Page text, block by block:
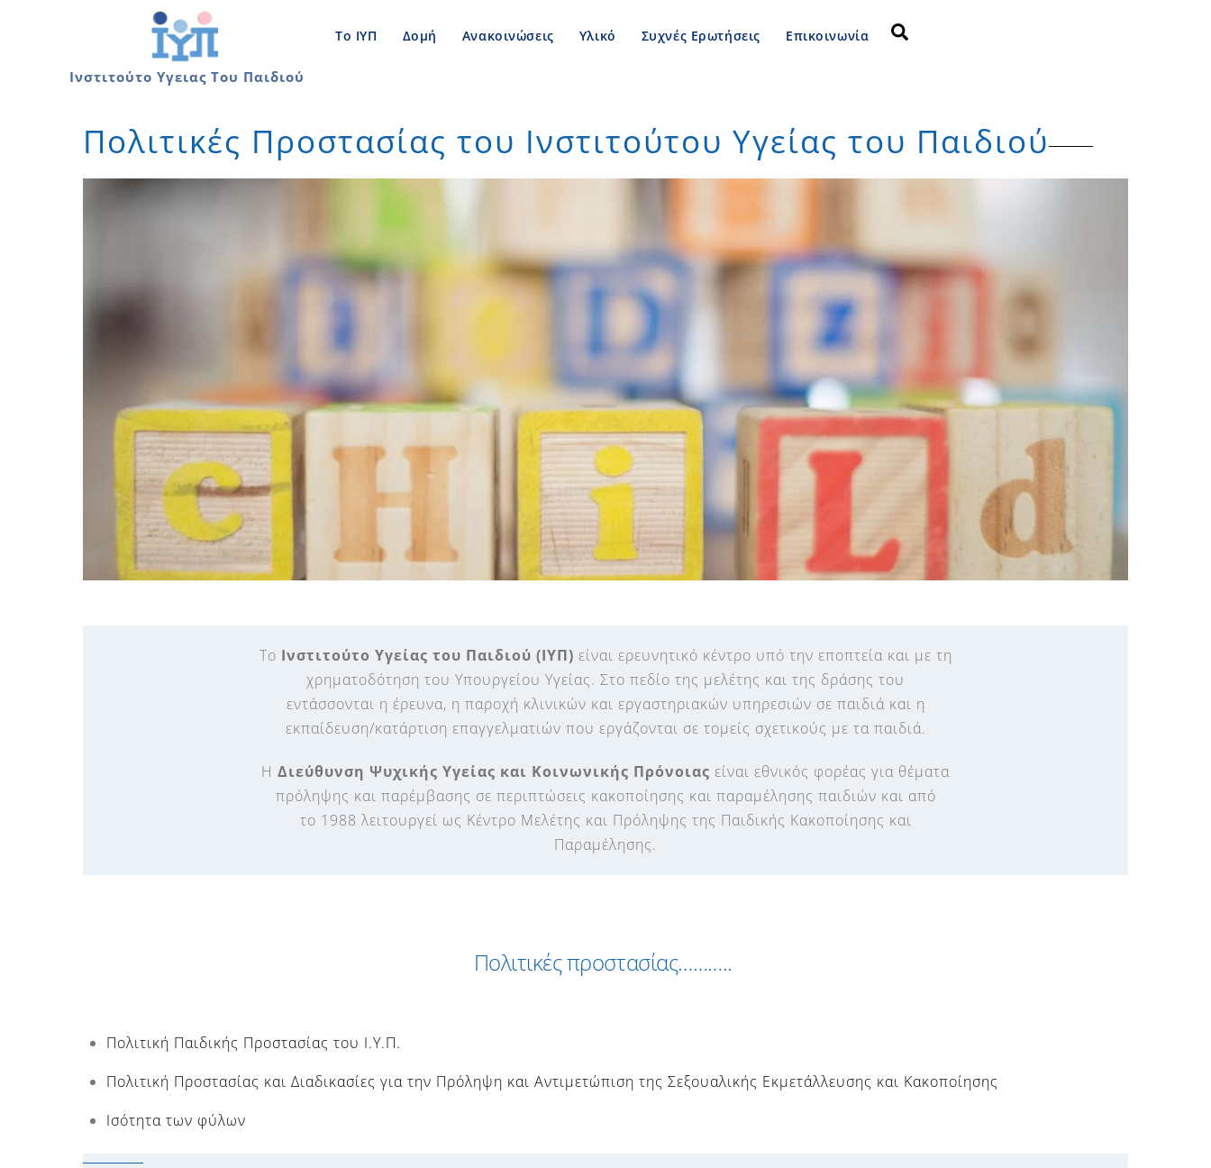
Ινστιτούτο Υγειας Του Παιδιού
Το ΙΥΠ Δομή Ανακοινώσεις Υλικό Συχνές Ερωτήσεις Επικοινωνία
Πολιτικές Προστασίας του Ινστιτούτου Υγείας του Παιδιού
Το Ινστιτούτο Υγείας του Παιδιού (ΙΥΠ) είναι ερευνητικό κέντρο υπό την εποπτεία και με τη
χρηματοδότηση του Υπουργείου Υγείας. Στο πεδίο της μελέτης και της δράσης του
εντάσσονται η έρευνα, η παροχή κλινικών και εργαστηριακών υπηρεσιών σε παιδιά και η
εκπαίδευση/κατάρτιση επαγγελματιών που εργάζονται σε τομείς σχετικούς με τα παιδιά.
Η Διεύθυνση Ψυχικής Υγείας και Κοινωνικής Πρόνοιας είναι εθνικός φορέας για θέματα
πρόληψης και παρέμβασης σε περιπτώσεις κακοποίησης και παραμέλησης παιδιών και από
το 1988 λειτουργεί ως Κέντρο Μελέτης και Πρόληψης της Παιδικής Κακοποίησης και
Παραμέλησης.
Πολιτικές προστασίας………..
Πολιτική Παιδικής Προστασίας του Ι.Υ.Π.
Πολιτική Προστασίας και Διαδικασίες για την Πρόληψη και Αντιμετώπιση της Σεξουαλικής Εκμετάλλευσης και Κακοποίησης
Ισότητα των φύλων